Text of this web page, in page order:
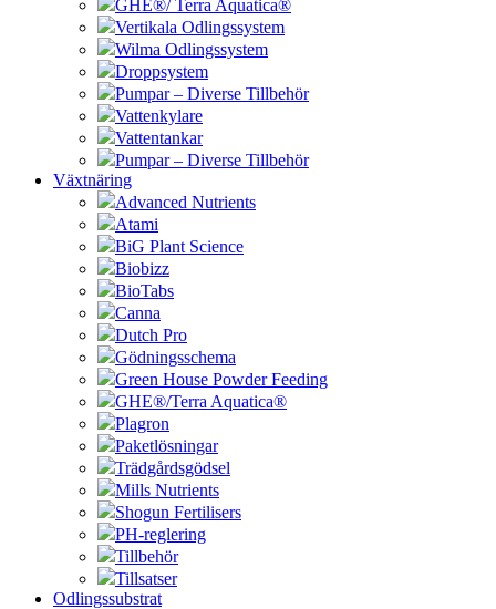
GHE®/ Terra Aquatica®
Vertikala Odlingssystem
Wilma Odlingssystem
Droppsystem
Pumpar – Diverse Tillbehör
Vattenkylare
Vattentankar
Pumpar – Diverse Tillbehör
Växtnäring
Advanced Nutrients
Atami
BiG Plant Science
Biobizz
BioTabs
Canna
Dutch Pro
Gödningsschema
Green House Powder Feeding
GHE®/Terra Aquatica®
Plagron
Paketlösningar
Trädgårdsgödsel
Mills Nutrients
Shogun Fertilisers
PH-reglering
Tillbehör
Tillsatser
Odlingssubstrat